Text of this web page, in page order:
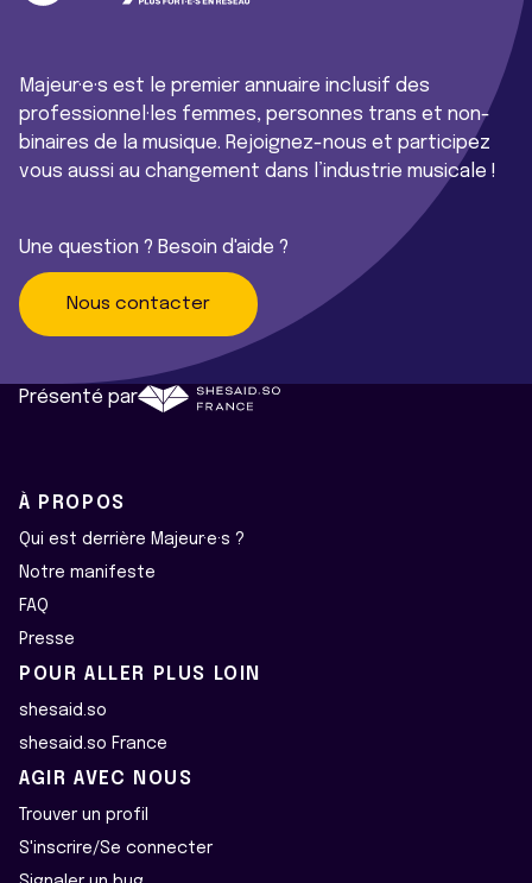
Majeur·e·s est le premier annuaire inclusif des
professionnel·les femmes, personnes trans et non-
binaires de la musique. Rejoignez-nous et participez
vous aussi au changement dans l’industrie musicale !
Une question ? Besoin d'aide ?
Nous contacter
Présenté par
À PROPOS
Qui est derrière Majeur·e·s ?
Notre manifeste
FAQ
Presse
POUR ALLER PLUS LOIN
shesaid.so
shesaid.so France
AGIR AVEC NOUS
Trouver un profil
S'inscrire/Se connecter